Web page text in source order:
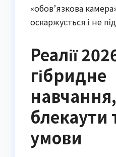
«обов’язкова
оскаржується і не
Реалії
гібридне
навчання,
блекаути
умови